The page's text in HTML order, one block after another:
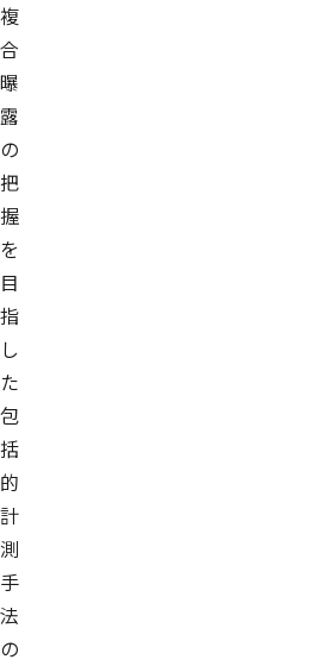
複
合
曝
露
の
把
握
を
目
指
し
た
包
括
的
計
測
手
法
の